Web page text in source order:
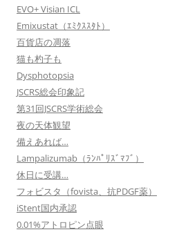
EVO+ Visian ICL
Emixustat（ｴﾐｸｽｽﾀﾄ）
百貨店の凋落
猫も杓子も
Dysphotopsia
JSCRS総会印象記
第31回JSCRS学術総会
夜の天体観望
備えあれば…
Lampalizumab（ﾗﾝﾊﾟﾘｽﾞﾏﾌﾞ）
休日に受講…
フォビスタ（fovista、抗PDGF薬）
iStent国内承認
0.01%アトロピン点眼